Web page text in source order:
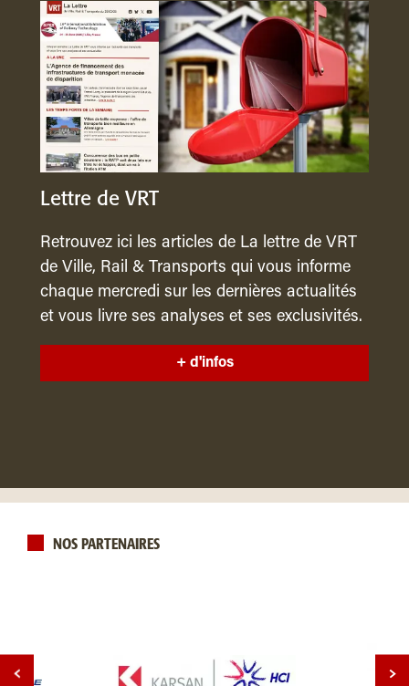
Lettre de VRT
Retrouvez ici les articles de La lettre de VRT
de Ville, Rail & Transports qui vous informe
chaque mercredi sur les dernières actualités
et vous livre ses analyses et ses exclusivités.
+ d'infos
NOS PARTENAIRES